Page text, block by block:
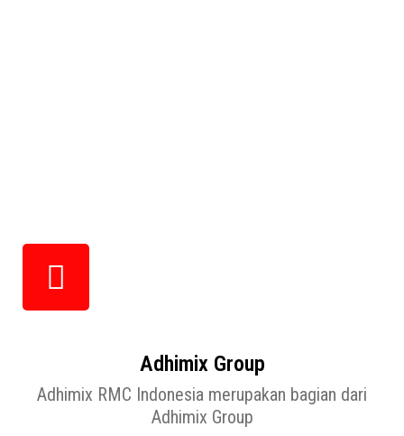
Adhimix Group
Adhimix RMC Indonesia merupakan bagian dari
Adhimix Group